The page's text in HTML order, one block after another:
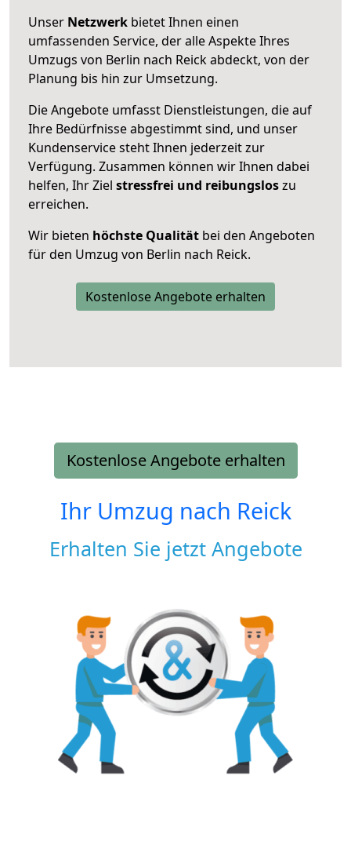
Unser Netzwerk bietet Ihnen einen
umfassenden Service, der alle Aspekte Ihres
Umzugs von Berlin nach Reick abdeckt, von der
Planung bis hin zur Umsetzung.
Die Angebote umfasst Dienstleistungen, die auf
Ihre Bedürfnisse abgestimmt sind, und unser
Kundenservice steht Ihnen jederzeit zur
Verfügung. Zusammen können wir Ihnen dabei
helfen, Ihr Ziel stressfrei und reibungsloszu
erreichen.
Wir bieten höchste Qualität bei den Angeboten
für den Umzug von Berlin nach Reick.
Kostenlose Angebote erhalten
Kostenlose Angebote erhalten
Ihr Umzug nach Reick
Erhalten Sie jetzt Angebote